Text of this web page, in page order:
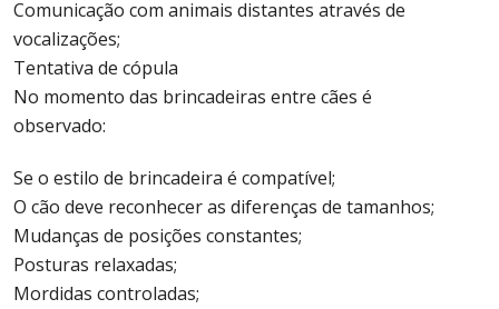
Comunicação com animais distantes através de
vocalizações;
Tentativa de cópula
No momento das brincadeiras entre cães é
observado:
Se o estilo de brincadeira é compatível;
O cão deve reconhecer as diferenças de tamanhos;
Mudanças de posições constantes;
Posturas relaxadas;
Mordidas controladas;